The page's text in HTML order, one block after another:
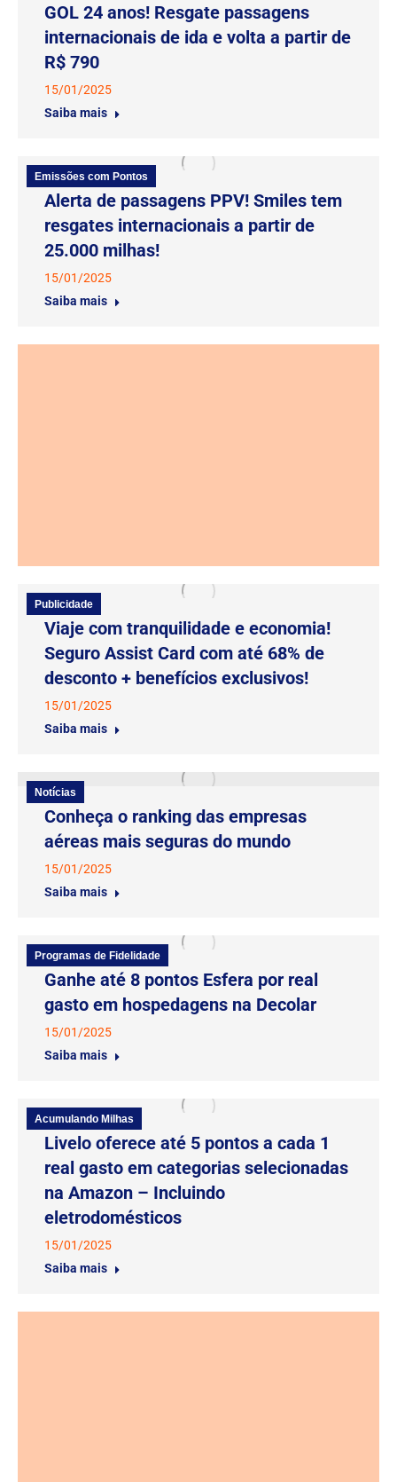
GOL 24 anos! Resgate passagens
internacionais de ida e volta a partir de
R$ 790
15/01/2025
Saiba mais
Emissões com Pontos
Alerta de passagens PPV! Smiles tem
resgates internacionais a partir de
25.000 milhas!
15/01/2025
Saiba mais
Publicidade
Viaje com tranquilidade e economia!
Seguro Assist Card com até 68% de
desconto + benefícios exclusivos!
15/01/2025
Saiba mais
Notícias
Conheça o ranking das empresas
aéreas mais seguras do mundo
15/01/2025
Saiba mais
Programas de Fidelidade
Ganhe até 8 pontos Esfera por real
gasto em hospedagens na Decolar
15/01/2025
Saiba mais
Acumulando Milhas
Livelo oferece até 5 pontos a cada 1
real gasto em categorias selecionadas
na Amazon – Incluindo
eletrodomésticos
15/01/2025
Saiba mais